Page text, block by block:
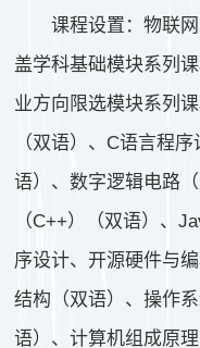
课程设置：物联
盖学科基础模块系列
业方向限选模块系列
（双语）、C语言程
语）、数字逻辑电路
（C++）（双语）、
序设计、开源硬件与
结构（双语）、操作
语）、计算机组成原